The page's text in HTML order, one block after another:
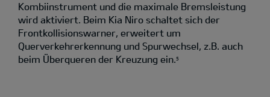
Kombiinstrument und die maximale Bremsleistung
wird aktiviert. Beim Kia Niro schaltet sich der
Frontkollisionswarner, erweitert um
Querverkehrerkennung und Spurwechsel, z.B. auch
beim Überqueren der Kreuzung ein.5